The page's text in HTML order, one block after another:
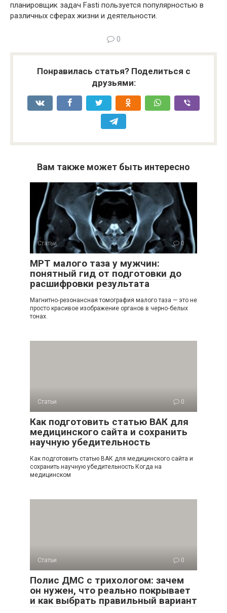
планировщик задач Fasti пользуется популярностью в
различных сферах жизни и деятельности.
0
Понравилась статья? Поделиться с
друзьями:
Вам также может быть интересно
Статьи 0
МРТ малого таза у мужчин:
понятный гид от подготовки до
расшифровки результата
Магнитно‑резонансная томография малого таза — это не
просто красивое изображение органов в черно‑белых
тонах.
Статьи 0
Как подготовить статью ВАК для
медицинского сайта и сохранить
научную убедительность
Как подготовить статью ВАК для медицинского сайта и
сохранить научную убедительность Когда на
медицинском
Статьи 0
Полис ДМС с трихологом: зачем
он нужен, что реально покрывает
и как выбрать правильный вариант